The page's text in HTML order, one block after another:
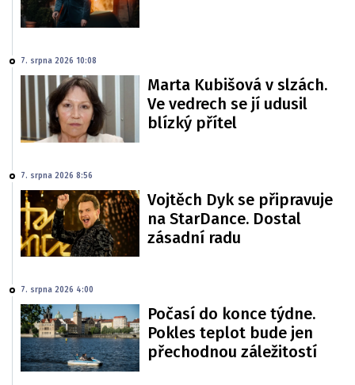
7. srpna 2026 10:08
Marta Kubišová v slzách.
Ve vedrech se jí udusil
blízký přítel
7. srpna 2026 8:56
Vojtěch Dyk se připravuje
na StarDance. Dostal
zásadní radu
7. srpna 2026 4:00
Počasí do konce týdne.
Pokles teplot bude jen
přechodnou záležitostí